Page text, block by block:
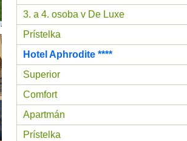
3. a 4. osoba v De Luxe
Prístelka
Hotel Aphrodite ****
Superior
Comfort
Apartmán
Prístelka